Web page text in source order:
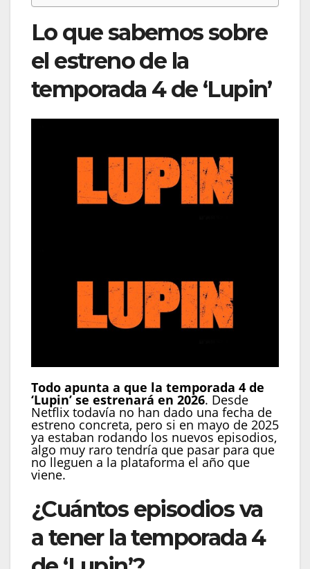
Lo que sabemos sobre
el estreno de la
temporada 4 de ‘Lupin’
Todo apunta a que la temporada 4 de
‘Lupin’ se estrenará en 2026. Desde
Netflix todavía no han dado una fecha de
estreno concreta, pero si en mayo de 2025
ya estaban rodando los nuevos episodios,
algo muy raro tendría que pasar para que
no lleguen a la plataforma el año que
viene.
¿Cuántos episodios va
a tener la temporada 4